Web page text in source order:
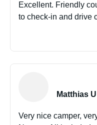
Excellent. Friendly
to check-in and drive
Matthias U
Very nice camper,